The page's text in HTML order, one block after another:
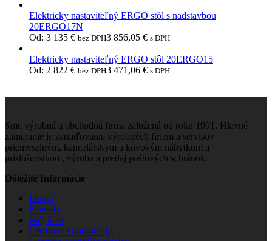
Elektricky nastaviteľný ERGO stôl s nadstavbou
20ERGO17N
Od: 3 135 € bez DPH3 856,05 € s DPH
Elektricky nastaviteľný ERGO stôl 20ERGO15
Od: 2 822 € bez DPH3 471,06 € s DPH
Sme výrobná a obchodná firma založená od roku 1991. Hlavné
zameranie je zariaďovanie výrobných firiem a servisov
priemyselným, kancelárskym a kovovým nábytkom a
príslušenstvom, výroba a predaj poštových schránok.
Dôležité Informácie
Dopyt
Kontakt
Môj účet
Obchodné podmienky